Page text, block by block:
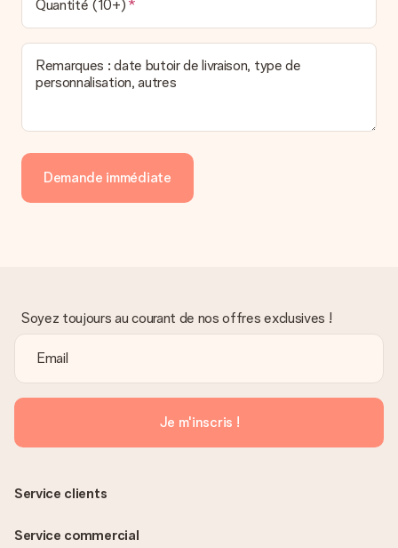
Quantité (10+)
Remarques : date butoir de livraison, type de
personnalisation, autres
Demande immédiate
Soyez toujours au courant de nos offres exclusives !
Je m'inscris !
Service clients
Service commercial